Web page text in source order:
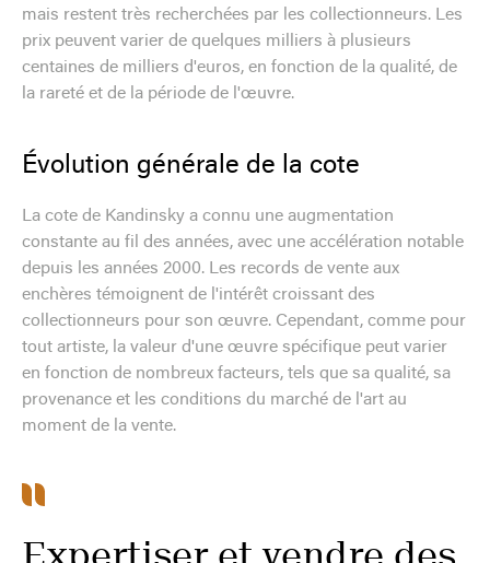
mais restent très recherchées par les collectionneurs. Les
prix peuvent varier de quelques milliers à plusieurs
centaines de milliers d'euros, en fonction de la qualité, de
la rareté et de la période de l'œuvre.
Évolution générale de la cote
La cote de Kandinsky a connu une augmentation
constante au fil des années, avec une accélération notable
depuis les années 2000. Les records de vente aux
enchères témoignent de l'intérêt croissant des
collectionneurs pour son œuvre. Cependant, comme pour
tout artiste, la valeur d'une œuvre spécifique peut varier
en fonction de nombreux facteurs, tels que sa qualité, sa
provenance et les conditions du marché de l'art au
moment de la vente.